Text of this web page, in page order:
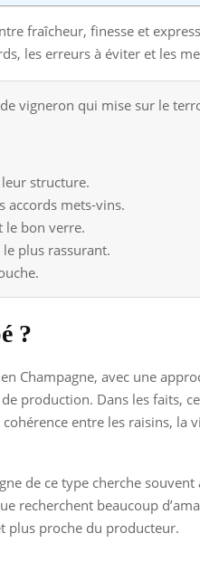
fraîcheur, finesse et
les erreurs à éviter et les
vigneron qui mise sur le
structure.
accords mets-vins.
le bon verre.
plus rassurant.
?
Champagne, avec une
production. Dans les faits,
entre les raisins, la
de ce type cherche
recherchent beaucoup
plus proche du producteur.